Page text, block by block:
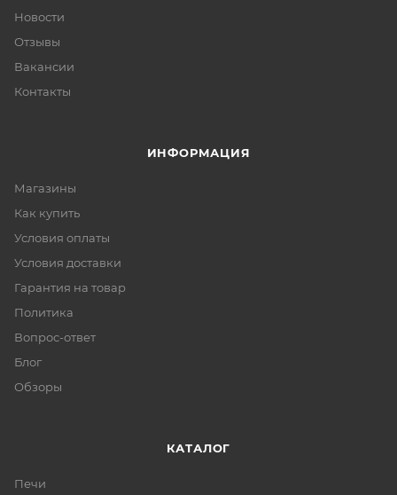
Новости
Отзывы
Вакансии
Контакты
ИНФОРМАЦИЯ
Магазины
Как купить
Условия оплаты
Условия доставки
Гарантия на товар
Политика
Вопрос-ответ
Блог
Обзоры
КАТАЛОГ
Печи